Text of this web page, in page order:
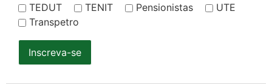
TEDUT
TENIT Pensionistas
UTE
Transpetro
Inscreva-se